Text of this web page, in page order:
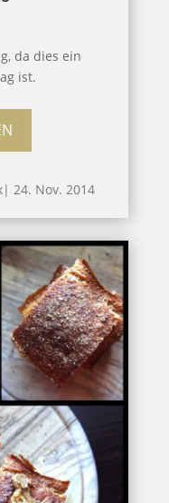
da dies ein
ist.
|24. Nov. 2014